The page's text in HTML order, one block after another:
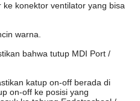
konektor ventilator yang bisa
warna.
bahwa tutup MDI Port /
katup on-off berada di
on-off ke posisi yang